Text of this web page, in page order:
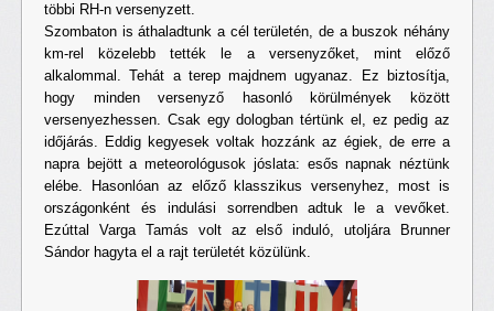
többi RH-n versenyzett.
Szombaton is áthaladtunk a cél területén, de a buszok néhány
km-rel közelebb tették le a versenyzőket, mint előző
alkalommal. Tehát a terep majdnem ugyanaz. Ez biztosítja,
hogy minden versenyző hasonló körülmények között
versenyezhessen. Csak egy dologban tértünk el, ez pedig az
időjárás. Eddig kegyesek voltak hozzánk az égiek, de erre a
napra bejött a meteorológusok jóslata: esős napnak néztünk
elébe. Hasonlóan az előző klasszikus versenyhez, most is
országonként és indulási sorrendben adtuk le a vevőket.
Ezúttal Varga Tamás volt az első induló, utoljára Brunner
Sándor hagyta el a rajt területét közülünk.